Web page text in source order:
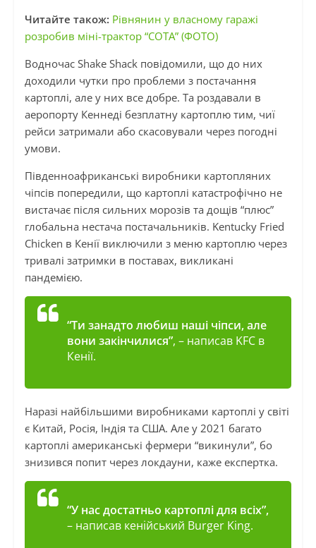
Читайте також: Рівнянин у власному гаражі
розробив міні-трактор “СОТА” (ФОТО)
Водночас Shake Shack повідомили, що до них
доходили чутки про проблеми з постачання
картоплі, але у них все добре. Та роздавали в
аеропорту Кеннеді безплатну картоплю тим, чиї
рейси затримали або скасовували через погодні
умови.
Південноафриканські виробники картопляних
чіпсів попередили, що картоплі катастрофічно не
вистачає після сильних морозів та дощів “плюс”
глобальна нестача постачальників. Kentucky Fried
Chicken в Кенії виключили з меню картоплю через
тривалі затримки в поставах, викликані
пандемією.
“Ти занадто любиш наші чіпси, але
вони закінчилися”, – написав KFC в
Кенії.
Наразі найбільшими виробниками картоплі у світі
є Китай, Росія, Індія та США. Але у 2021 багато
картоплі американські фермери “викинули”, бо
знизився попит через локдауни, каже експертка.
“У нас достатньо картоплі для всіх”,
– написав кенійський Burger King.